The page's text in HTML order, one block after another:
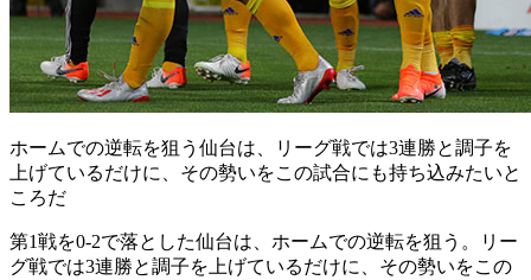
ホームでの逆転を狙う仙台は、リーグ戦では3連勝と調子を
上げているだけに、その勢いをこの試合にも持ち込みたいと
ころだ
第1戦を0-2で落とした仙台は、ホームでの逆転を狙う。リー
グ戦では3連勝と調子を上げているだけに、その勢いをこの